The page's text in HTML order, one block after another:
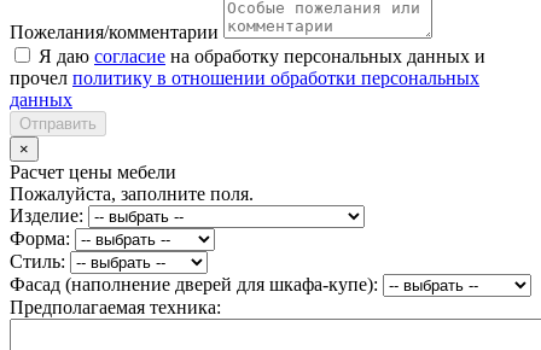
Пожелания/комментарии
Я даю согласие на обработку персональных данных и
прочел политику в отношении обработки персональных
данных
Отправить
×
Расчет цены мебели
Пожалуйста, заполните поля.
Изделие:
Форма:
Стиль:
Фасад (наполнение дверей для шкафа-купе):
Предполагаемая техника: